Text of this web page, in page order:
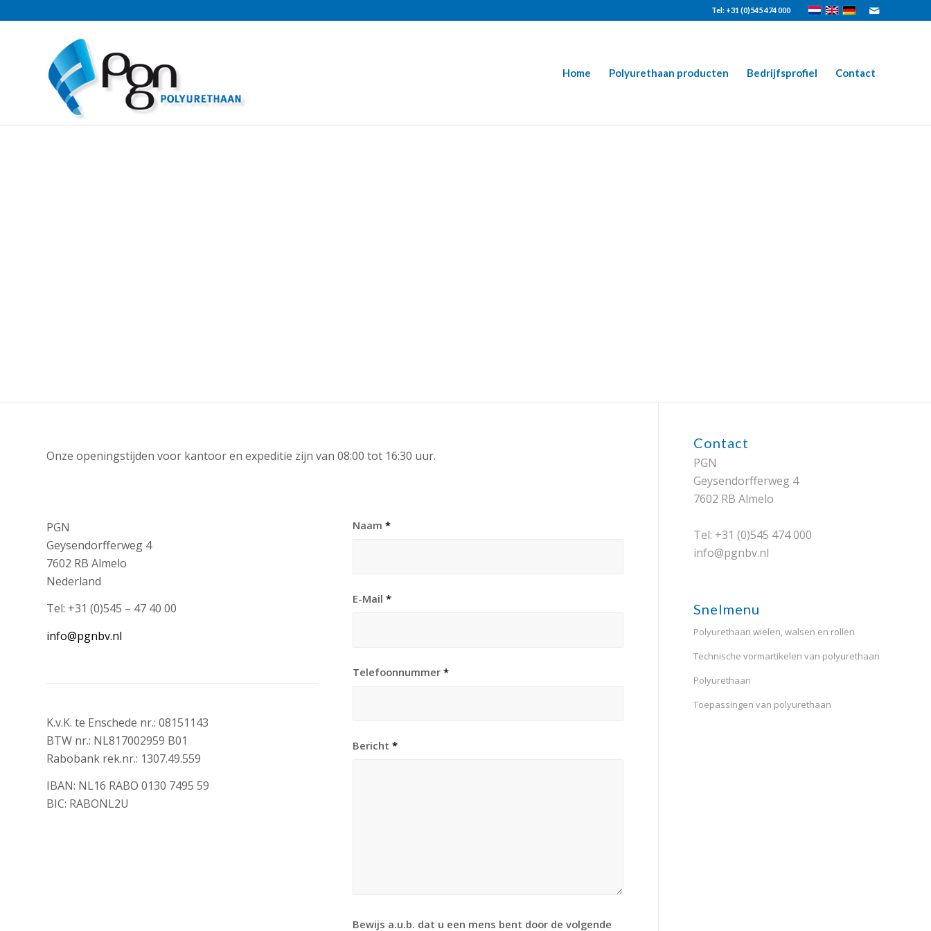
Tel: +31 (0)545 474 000
Home Polyurethaan producten Bedrijfsprofiel Contact
Onze openingstijden voor kantoor en expeditie zijn van 08:00 tot 16:30 uur.
PGN
Geysendorfferweg 4
7602 RB Almelo
Nederland
Tel: +31 (0)545 – 47 40 00
info@pgnbv.nl
K.v.K. te Enschede nr.: 08151143
BTW nr.: NL817002959 B01
Rabobank rek.nr.: 1307.49.559
IBAN: NL16 RABO 0130 7495 59
BIC: RABONL2U
Naam *
E-Mail *
Telefoonnummer *
Bericht *
Bewijs a.u.b. dat u een mens bent door de volgende
Contact
PGN
Geysendorfferweg 4
7602 RB Almelo
Tel: +31 (0)545 474 000
info@pgnbv.nl
Snelmenu
Polyurethaan wielen, walsen en rollen
Technische vormartikelen van polyurethaan
Polyurethaan
Toepassingen van polyurethaan